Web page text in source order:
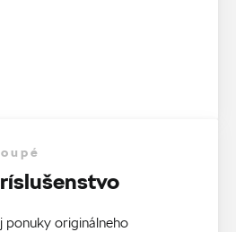
originálneho